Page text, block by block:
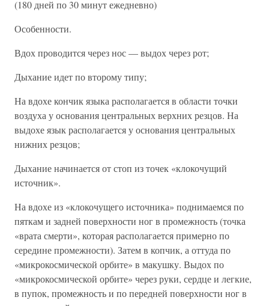
(180 дней по 30 минут ежедневно)
Особенности.
Вдох проводится через нос — выдох через рот;
Дыхание идет по второму типу;
На вдохе кончик языка располагается в области точки
воздуха у основания центральных верхних резцов. На
выдохе язык располагается у основания центральных
нижних резцов;
Дыхание начинается от стоп из точек «клокочущий
источник».
На вдохе из «клокочущего источника» поднимаемся по
пяткам и задней поверхности ног в промежность (точка
«врата смерти», которая располагается примерно по
середине промежности). Затем в копчик, а оттуда по
«микрокосмической орбите» в макушку. Выдох по
«микрокосмической орбите» через руки, сердце и легкие,
в пупок, промежность и по передней поверхности ног в